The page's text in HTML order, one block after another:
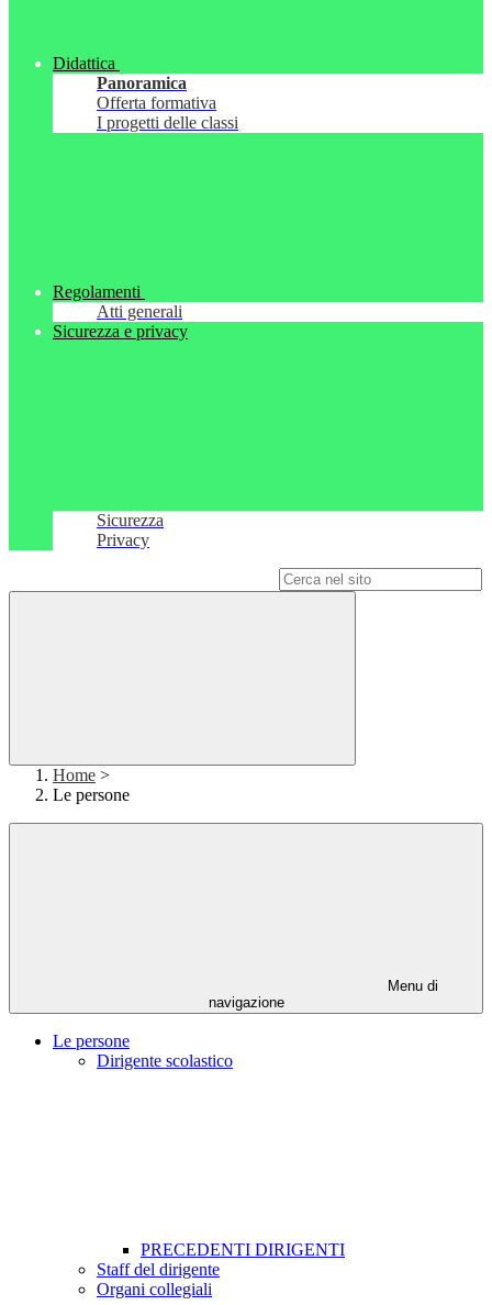
Didattica
Panoramica
Offerta formativa
I progetti delle classi
Regolamenti
Atti generali
Sicurezza e privacy
Sicurezza
Privacy
Home >
Le persone
Menu di
navigazione
Le persone
Dirigente scolastico
PRECEDENTI DIRIGENTI
Staff del dirigente
Organi collegiali